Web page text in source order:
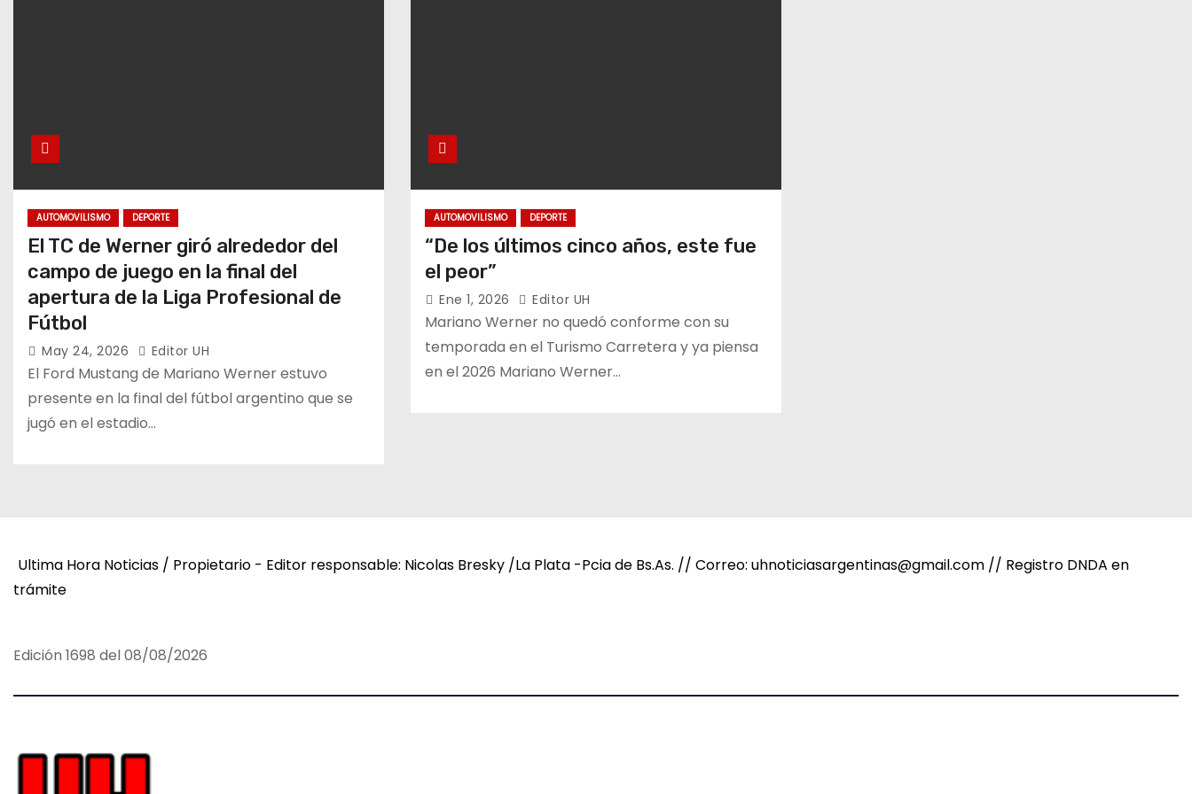
AUTOMOVILISMO DEPORTE
El TC de Werner giró alrededor del
campo de juego en la final del
apertura de la Liga Profesional de
Fútbol
May 24, 2026 Editor UH
El Ford Mustang de Mariano Werner estuvo
presente en la final del fútbol argentino que se
jugó en el estadio…
AUTOMOVILISMO DEPORTE
“De los últimos cinco años, este fue
el peor”
Ene 1, 2026 Editor UH
Mariano Werner no quedó conforme con su
temporada en el Turismo Carretera y ya piensa
en el 2026 Mariano Werner…
Ultima Hora Noticias / Propietario - Editor responsable: Nicolas Bresky /La Plata -Pcia de Bs.As. // Correo: uhnoticiasargentinas@gmail.com // Registro DNDA en
trámite
Edición 1698 del 08/08/2026